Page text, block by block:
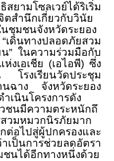
ามโซลเวย์ได้ริเริ่ม
ตสำนึกเกี่ยวกับวินัย
ชุมชนจังหวัดระยอง
ดินทางปลอดภัยสวม
น” ในความร่วมมือกับ
งเอเชีย (เอไอพี) ซึ่ง
รงเรียนวัดประชุม
ฉาง จังหวัดระยอง
ำเนินโครงการดัง
วชนมีความตระหนักถึ
วมหมวกนิรภัยมาก
ต่อไปสู่ผู้ปกครองและ
ป็นการช่วยลดอัตรา
ชนได้อีกทางหนึ่งด้วย